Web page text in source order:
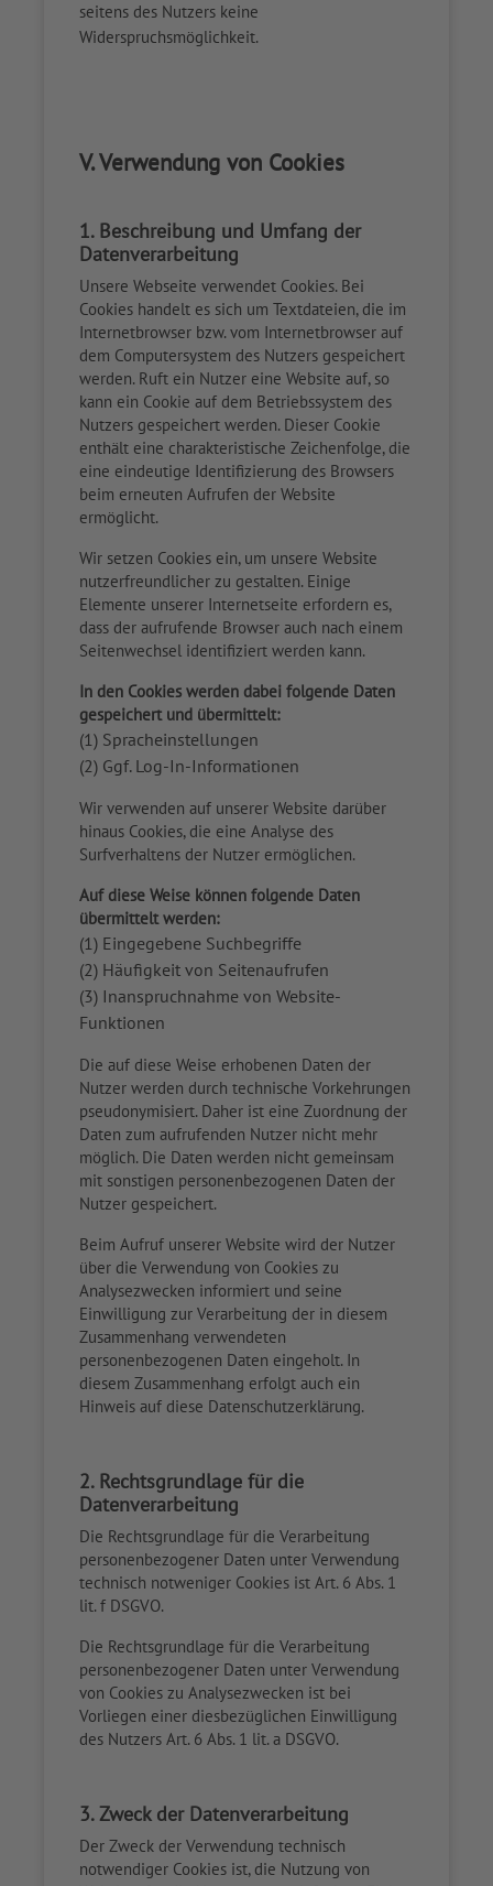
seitens des Nutzers keine
Widerspruchsmöglichkeit.
V. Verwendung von Cookies
1. Beschreibung und Umfang der
Datenverarbeitung
Unsere Webseite verwendet Cookies. Bei
Cookies handelt es sich um Textdateien, die im
Internetbrowser bzw. vom Internetbrowser auf
dem Computersystem des Nutzers gespeichert
werden. Ruft ein Nutzer eine Website auf, so
kann ein Cookie auf dem Betriebssystem des
Nutzers gespeichert werden. Dieser Cookie
enthält eine charakteristische Zeichenfolge, die
eine eindeutige Identifizierung des Browsers
beim erneuten Aufrufen der Website
ermöglicht.
Wir setzen Cookies ein, um unsere Website
nutzerfreundlicher zu gestalten. Einige
Elemente unserer Internetseite erfordern es,
dass der aufrufende Browser auch nach einem
Seitenwechsel identifiziert werden kann.
In den Cookies werden dabei folgende Daten
gespeichert und übermittelt:
(1) Spracheinstellungen
(2) Ggf. Log-In-Informationen
Wir verwenden auf unserer Website darüber
hinaus Cookies, die eine Analyse des
Surfverhaltens der Nutzer ermöglichen.
Auf diese Weise können folgende Daten
übermittelt werden:
(1) Eingegebene Suchbegriffe
(2) Häufigkeit von Seitenaufrufen
(3) Inanspruchnahme von Website-
Funktionen
Die auf diese Weise erhobenen Daten der
Nutzer werden durch technische Vorkehrungen
pseudonymisiert. Daher ist eine Zuordnung der
Daten zum aufrufenden Nutzer nicht mehr
möglich. Die Daten werden nicht gemeinsam
mit sonstigen personenbezogenen Daten der
Nutzer gespeichert.
Beim Aufruf unserer Website wird der Nutzer
über die Verwendung von Cookies zu
Analysezwecken informiert und seine
Einwilligung zur Verarbeitung der in diesem
Zusammenhang verwendeten
personenbezogenen Daten eingeholt. In
diesem Zusammenhang erfolgt auch ein
Hinweis auf diese Datenschutzerklärung.
2. Rechtsgrundlage für die
Datenverarbeitung
Die Rechtsgrundlage für die Verarbeitung
personenbezogener Daten unter Verwendung
technisch notweniger Cookies ist Art. 6 Abs. 1
lit. f DSGVO.
Die Rechtsgrundlage für die Verarbeitung
personenbezogener Daten unter Verwendung
von Cookies zu Analysezwecken ist bei
Vorliegen einer diesbezüglichen Einwilligung
des Nutzers Art. 6 Abs. 1 lit. a DSGVO.
3. Zweck der Datenverarbeitung
Der Zweck der Verwendung technisch
notwendiger Cookies ist, die Nutzung von